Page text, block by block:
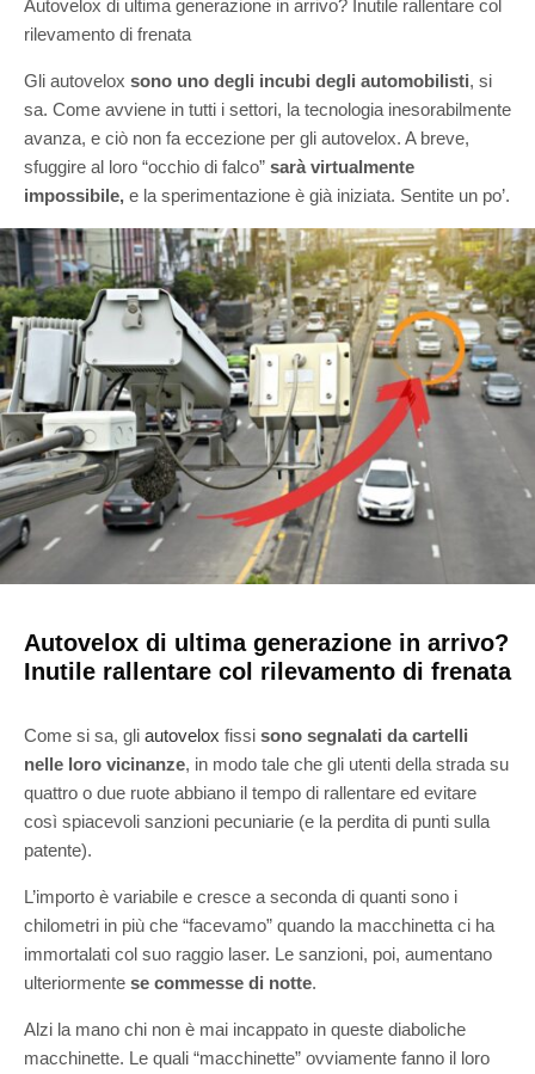
Autovelox di ultima generazione in arrivo? Inutile rallentare col
rilevamento di frenata
Gli autovelox sono uno degli incubi degli automobilisti, si
sa. Come avviene in tutti i settori, la tecnologia inesorabilmente
avanza, e ciò non fa eccezione per gli autovelox. A breve,
sfuggire al loro “occhio di falco” sarà virtualmente
impossibile, e la sperimentazione è già iniziata. Sentite un po’.
Autovelox di ultima generazione in arrivo?
Inutile rallentare col rilevamento di frenata
Come si sa, gli autovelox fissi sono segnalati da cartelli
nelle loro vicinanze, in modo tale che gli utenti della strada su
quattro o due ruote abbiano il tempo di rallentare ed evitare
così spiacevoli sanzioni pecuniarie (e la perdita di punti sulla
patente).
L’importo è variabile e cresce a seconda di quanti sono i
chilometri in più che “facevamo” quando la macchinetta ci ha
immortalati col suo raggio laser. Le sanzioni, poi, aumentano
ulteriormente se commesse di notte.
Alzi la mano chi non è mai incappato in queste diaboliche
macchinette. Le quali “macchinette” ovviamente fanno il loro